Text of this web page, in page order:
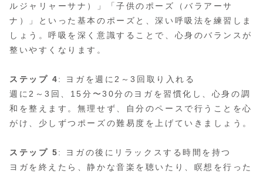
ルジャリャーサナ）」「子供のポーズ（バラアーサ
ナ）」といった基本のポーズと、深い呼吸法を練習しま
しょう。呼吸を深く意識することで、心身のバランスが
整いやすくなります。
ステップ 4: ヨガを週に2～3回取り入れる
週に2～3回、15分〜30分のヨガを習慣化し、心身の調
和を整えます。無理せず、自分のペースで行うことを心
がけ、少しずつポーズの難易度を上げていきましょう。
ステップ 5: ヨガの後にリラックスする時間を持つ
ヨガを終えたら、静かな音楽を聴いたり、瞑想を行った